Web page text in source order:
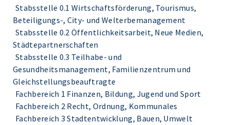
Stabsstelle 0.1 Wirtschaftsförderung, Tourismus,
Beteiligungs-, City- und Welterbemanagement
Stabsstelle 0.2 Öffentlichkeitsarbeit, Neue Medien,
Städtepartnerschaften
Stabsstelle 0.3 Teilhabe- und
Gesundheitsmanagement, Familienzentrum und
Gleichstellungsbeauftragte
Fachbereich 1 Finanzen, Bildung, Jugend und Sport
Fachbereich 2 Recht, Ordnung, Kommunales
Fachbereich 3 Stadtentwicklung, Bauen, Umwelt